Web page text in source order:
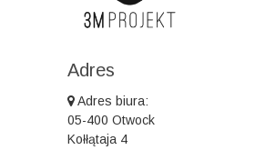
Adres
Adres biura:
05-400 Otwock
Kołłątaja 4